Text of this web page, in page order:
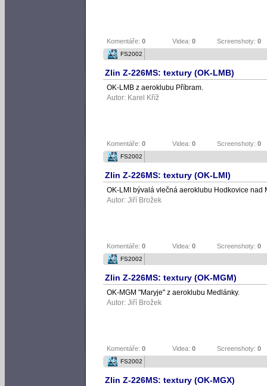
Komentáře: 0 Videa: 0 Screenshoty: 0
FS2002
Zlin Z-226MS: textury (OK-LMB)
OK-LMB z aeroklubu Příbram.
Autor: Karel Kříž
Komentáře: 0 Videa: 0 Screenshoty: 0
FS2002
Zlin Z-226MS: textury (OK-LMI)
OK-LMI bývalá vlečná aeroklubu Hodkovice nad
Autor: Jiří Brožek
Komentáře: 0 Videa: 0 Screenshoty: 0
FS2002
Zlin Z-226MS: textury (OK-MGM)
OK-MGM "Maryje" z aeroklubu Medlánky.
Autor: Jiří Brožek
Komentáře: 0 Videa: 0 Screenshoty: 0
FS2002
Zlin Z-226MS: textury (OK-MGX)